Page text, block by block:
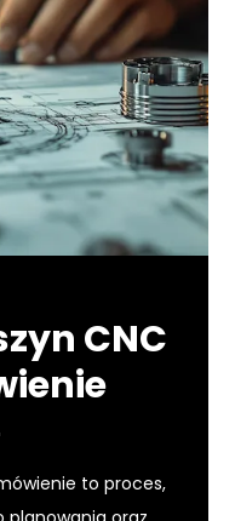
CNC
to proces,